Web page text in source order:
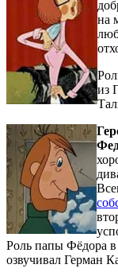
на
из
Роль папы Фёдора
озвучивал Герман